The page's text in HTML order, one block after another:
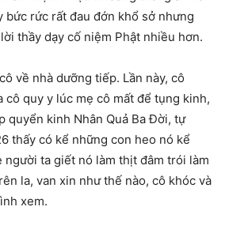
bức rức rất đau đớn khổ sở nhưng
thầy dạy cố niệm Phật nhiều hơn.
về nhà dưỡng tiếp. Lần này, cô
cô quy y lúc mẹ cô mất để tụng kinh,
quyển kinh Nhân Quả Ba Đời, tự
thấy có kể những con heo nó kể
người ta giết nó làm thịt đâm trói làm
la, van xin như thế nào, cô khóc và
xem.